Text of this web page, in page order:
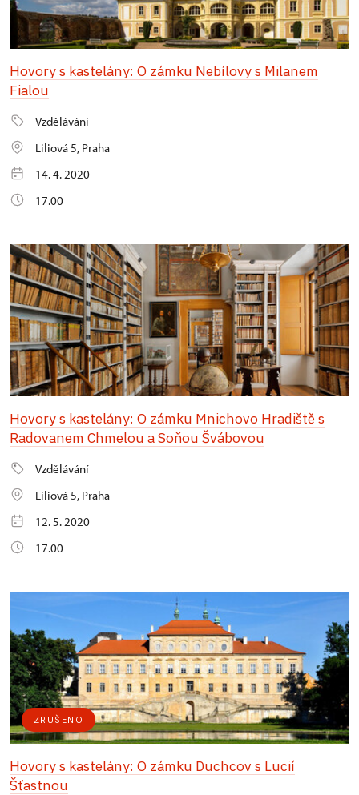
Hovory s kastelány: O zámku Nebílovy s Milanem
Fialou
Vzdělávání
Liliová 5, Praha
14. 4. 2020
17.00
Hovory s kastelány: O zámku Mnichovo Hradiště s
Radovanem Chmelou a Soňou Švábovou
Vzdělávání
Liliová 5, Praha
12. 5. 2020
17.00
ZRUŠENO
Hovory s kastelány: O zámku Duchcov s Lucií
Šťastnou